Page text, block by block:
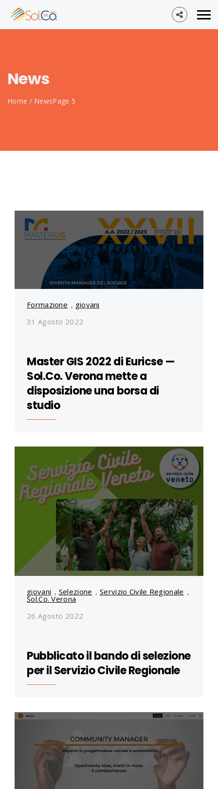
News
Home / NewsPage 5
Formazione , giovani
31 Agosto 2022
Master GIS 2022 di Euricse —
Sol.Co. Verona mette a
disposizione una borsa di
studio
giovani , Selezione ,Servizio Civile Regionale ,
Sol.Co. Verona
26 Agosto 2022
Pubblicato il bando di selezione
per il Servizio Civile Regionale